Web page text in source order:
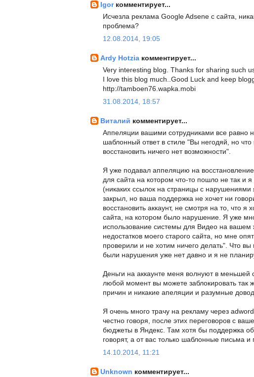
Igor комментирует...
Исчезла реклама Google Adsene с сайта,
проблема?
12.08.2014, 19:05
Ardy Hotzia комментирует...
Very interesting blog. Thanks for sharing such
I love this blog much..Good Luck and keep
http://tamboen76.wapka.mobi
31.08.2014, 18:57
Виталий комментирует...
Аппеляции вашими сотрудниками все равно
шаблонный ответ в стиле "Вы негодяй, но
восстановить ничего нет возможности".
Я уже подавал аппеляцию на
для сайта на котором что-то пошло не так и
(никаких ссылок на страницы с
закрыл, но ваша поддержка не хочет ни
восстановить аккаунт, не смотря на то, что
сайта, на котором было нарушение. Я уже
использование системы для Видео на
недостатков моего старого сайта, но мне
проверили и не хотим ничего делать". Что
были нарушения уже нет давно и я не
Деньги на аккаунте меня волнуют в
любой момент вы можете заблокировать так
причин и никакие апеляции и разумные
Я очень много трачу на рекламу через
честно говоря, после этих переговоров с
бюджеты в Яндекс. Там хотя бы поддержка
говорят, а от вас только шаблонные письма и
14.10.2014, 11:21
Unknown комментирует...